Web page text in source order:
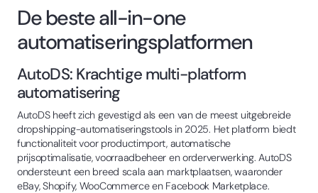
De beste all-in-one
automatiseringsplatformen
AutoDS: Krachtige multi-platform
automatisering
AutoDS heeft zich gevestigd als een van de meest uitgebreide
dropshipping-automatiseringstools in 2025. Het platform biedt
functionaliteit voor productimport, automatische
prijsoptimalisatie, voorraadbeheer en orderverwerking. AutoDS
ondersteunt een breed scala aan marktplaatsen, waaronder
eBay, Shopify, WooCommerce en Facebook Marketplace.